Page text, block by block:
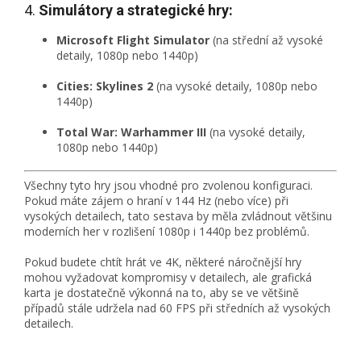
4. Simulátory a strategické hry:
Microsoft Flight Simulator (na střední až vysoké
detaily, 1080p nebo 1440p)
Cities: Skylines 2 (na vysoké detaily, 1080p nebo
1440p)
Total War: Warhammer III (na vysoké detaily,
1080p nebo 1440p)
Všechny tyto hry jsou vhodné pro zvolenou konfiguraci.
Pokud máte zájem o hraní v 144 Hz (nebo více) při
vysokých detailech, tato sestava by měla zvládnout většinu
moderních her v rozlišení 1080p i 1440p bez problémů.
Pokud budete chtít hrát ve 4K, některé náročnější hry
mohou vyžadovat kompromisy v detailech, ale grafická
karta je dostatečně výkonná na to, aby se ve většině
případů stále udržela nad 60 FPS při středních až vysokých
detailech.